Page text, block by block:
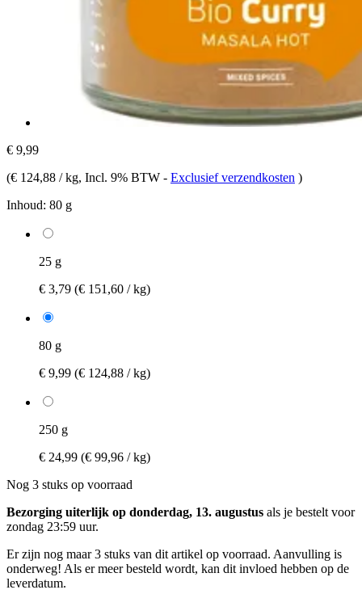
€ 9,99
(€ 124,88 / kg, Incl. 9% BTW - Exclusief verzendkosten )
Inhoud: 80 g
25 g
€ 3,79 (€ 151,60 / kg)
80 g
€ 9,99 (€ 124,88 / kg)
250 g
€ 24,99 (€ 99,96 / kg)
Nog 3 stuks op voorraad
Bezorging uiterlijk op donderdag, 13. augustus als je bestelt voor
zondag 23:59 uur.
Er zijn nog maar 3 stuks van dit artikel op voorraad. Aanvulling is
onderweg! Als er meer besteld wordt, kan dit invloed hebben op de
leverdatum.